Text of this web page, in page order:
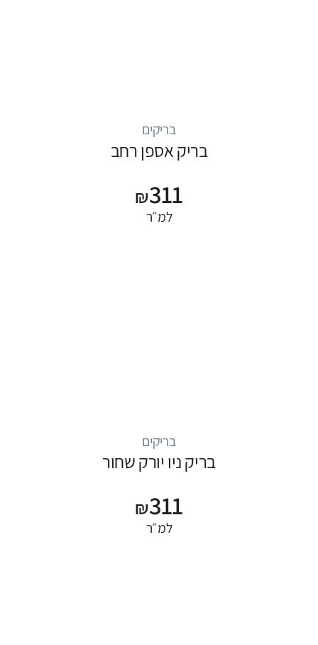
בריקים
בריק אספן רחב
₪311
למ״ר
בריקים
בריק ניו יורק שחור
₪311
למ״ר